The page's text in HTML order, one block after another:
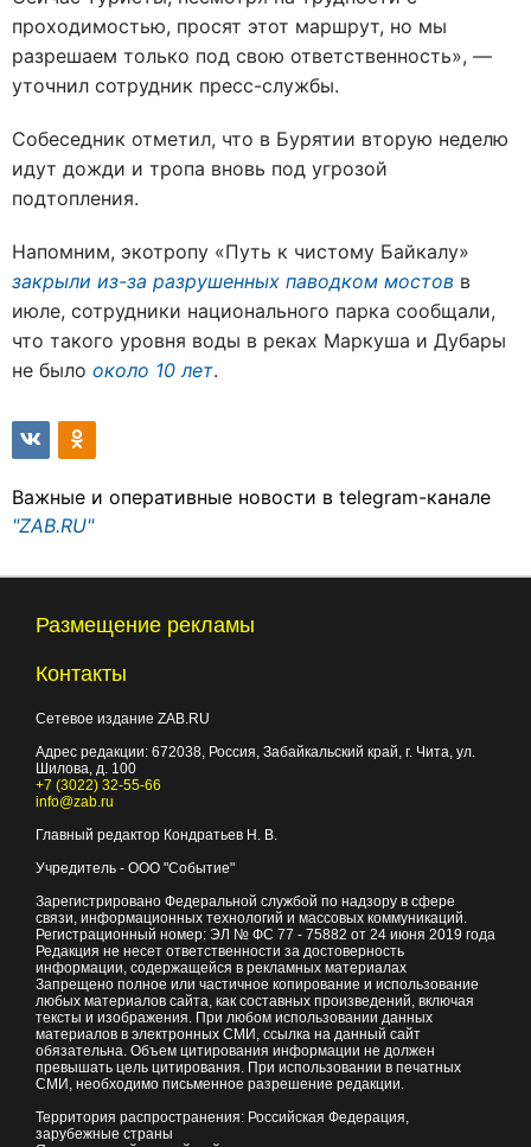
проходимостью, просят этот маршрут, но мы
разрешаем только под свою ответственность», —
уточнил сотрудник пресс-службы.
Собеседник отметил, что в Бурятии вторую неделю
идут дожди и тропа вновь под угрозой
подтопления.
Напомним, экотропу «Путь к чистому Байкалу»
закрыли из-за разрушенных паводком мостов в
июле, сотрудники национального парка сообщали,
что такого уровня воды в реках Маркуша и Дубары
не было около 10 лет.
Важные и оперативные новости в telegram-канале
"ZAB.RU"
Размещение рекламы
Контакты
Сетевое издание ZAB.RU
Адрес редакции: 672038 , Россия, Забайкальский край, г. Чита ул.
Шилова, д. 100
+7 (3022) 32-55-66
info@zab.ru
Главный редактор Кондратьев Н. В.
Учредитель - ООО "Событие"
Зарегистрировано Федеральной службой по надзору в сфере
связи, информационных технологий и массовых коммуникаций.
Регистрационный номер: ЭЛ № ФС 77 - 75882 от 24 июня 2019 года
Редакция не несет ответственности за достоверность
информации, содержащейся в рекламных материалах
Запрещено полное или частичное копирование и использование
любых материалов сайта, как составных произведений, включая
тексты и изображения. При любом использовании данных
материалов в электронных СМИ, ссылка на данный сайт
обязательна. Объем цитирования информации не должен
превышать цель цитирования. При использовании в печатных
СМИ, необходимо письменное разрешение редакции.
Территория распространения: Российская Федерация,
зарубежные страны